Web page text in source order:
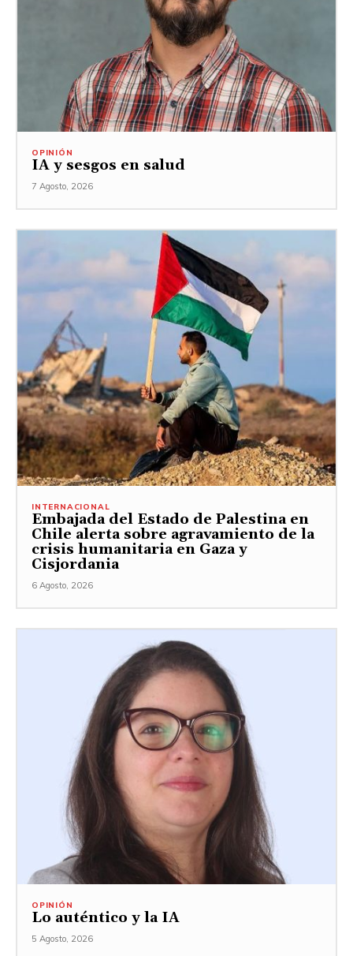
OPINIÓN
IA y sesgos en salud
7 Agosto, 2026
INTERNACIONAL
Embajada del Estado de Palestina en
Chile alerta sobre agravamiento de la
crisis humanitaria en Gaza y
Cisjordania
6 Agosto, 2026
OPINIÓN
Lo auténtico y la IA
5 Agosto, 2026